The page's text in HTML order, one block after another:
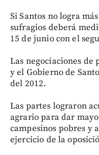
Si Santos no logra
sufragios deberá
15 de junio con el
Las negociaciones de
y el Gobierno de
del 2012.
Las partes lograron
agrario para dar
campesinos pobres y
ejercicio de la